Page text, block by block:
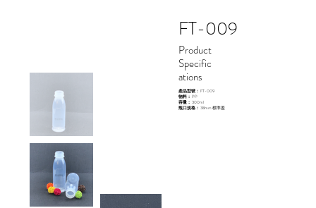
FT-009
Product
Specific
ations
產品型號： FT-009
物料： PP
容量： 300ml
瓶口規格： 38mm 標準蓋